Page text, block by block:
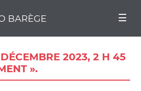
BARÈGE
2023, 2 H 45
».